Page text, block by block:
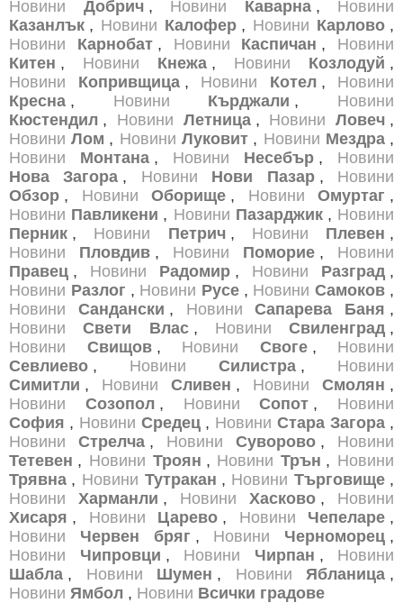
Новини
Добрич , Новини Каварна , Новини
Казанлък , Новини Калофер , Новини Карлово ,
Новини
Карнобат , Новини Каспичан , Новини
Китен , Новини Кнежа , Новини Козлодуй ,
Новини
Копривщица , Новини Котел , Новини
Кресна , Новини Кърджали , Новини
Кюстендил , Новини Летница , Новини Ловеч ,
Новини Лом , Новини Луковит , Новини Мездра ,
Новини
Монтана , Новини Несебър , Новини
Нова Загора , Новини Нови Пазар , Новини
Обзор , Новини Оборище , Новини Омуртаг ,
Новини Павликени , Новини Пазарджик , Новини
Перник , Новини Петрич , Новини Плевен ,
Новини
Пловдив , Новини Поморие , Новини
Правец , Новини Радомир , Новини Разград ,
Новини Разлог , Новини Русе , Новини Самоков ,
Новини
Сандански , Новини Сапарева Баня ,
Новини
Свети Влас , Новини Свиленград ,
Новини
Свищов , Новини Своге , Новини
Севлиево , Новини Силистра , Новини
Симитли , Новини Сливен , Новини Смолян ,
Новини
Созопол , Новини Сопот , Новини
София , Новини Средец , Новини Стара Загора ,
Новини
Стрелча , Новини Суворово , Новини
Тетевен , Новини Троян , Новини Трън , Новини
Трявна , Новини Тутракан , Новини Търговище ,
Новини
Харманли , Новини Хасково , Новини
Хисаря , Новини Царево , Новини Чепеларе ,
Новини
Червен бряг , Новини Черноморец ,
Новини
Чипровци , Новини Чирпан , Новини
Шабла , Новини Шумен , Новини Ябланица ,
Новини Ямбол , Новини Всички градове